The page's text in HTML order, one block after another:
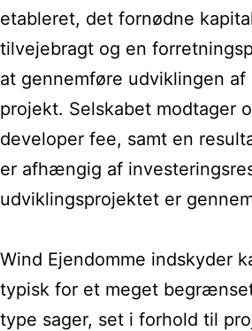
etableret, det fornødne
tilvejebragt og en
at gennemføre udviklingen af
projekt. Selskabet modtager
developer fee, samt en
er afhængig af
udviklingsprojektet er
Wind Ejendomme indskyder
typisk for et meget
type sager, set i forhold til